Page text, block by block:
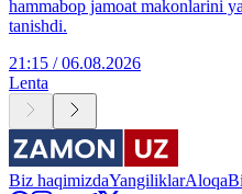
hammabop jamoat makonlarini
tanishdi.
21:15 / 06.08.2026
Lenta
Biz haqimizdaYangiliklarAloqa